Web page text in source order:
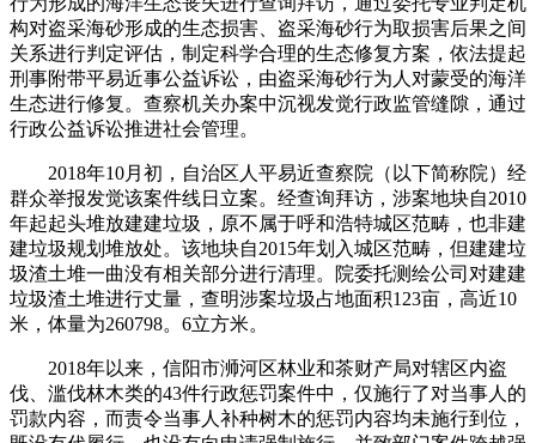
构对盗采海砂形成的生态损害、盗采海砂行为取损害后果之间
关系进行判定评估，制定科学合理的生态修复方案，依法提起
刑事附带平易近事公益诉讼，由盗采海砂行为人对蒙受的海洋
生态进行修复。查察机关办案中沉视发觉行政监管缝隙，通过
行政公益诉讼推进社会管理。
2018年10月初，自治区人平易近查察院（以下简称院）经
群众举报发觉该案件线日立案。经查询拜访，涉案地块自2010
年起起头堆放建建垃圾，原不属于呼和浩特城区范畴，也非建
建垃圾规划堆放处。该地块自2015年划入城区范畴，但建建垃
圾渣土堆一曲没有相关部分进行清理。院委托测绘公司对建建
垃圾渣土堆进行丈量，查明涉案垃圾占地面积123亩，高近10
米，体量为260798。6立方米。
2018年以来，信阳市浉河区林业和茶财产局对辖区内盗
伐、滥伐林木类的43件行政惩罚案件中，仅施行了对当事人的
罚款内容，而责令当事人补种树木的惩罚内容均未施行到位，